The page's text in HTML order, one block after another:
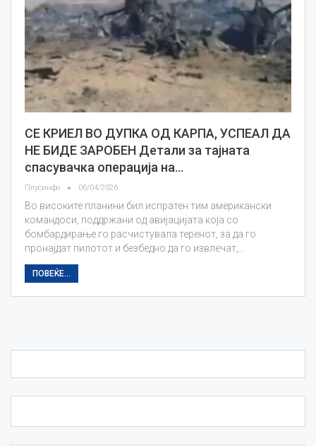
СЕ КРИЕЛ ВО ДУПКА ОД КАРПА, УСПЕАЛ ДА
НЕ БИДЕ ЗАРОБЕН Детали за тајната
спасувачка операција на…
Плусинфо 06/04/2026
Во високите планини бил испратен тим американски
командоси, поддржани од авијацијата која со
бомбардирање го расчистувала теренот, за да го
пронајдат пилотот и безбедно да го извлечат,…
ПОВЕЌЕ...